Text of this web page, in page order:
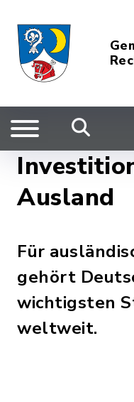
Ausland
Für
gehört
wichtigsten
weltweit.